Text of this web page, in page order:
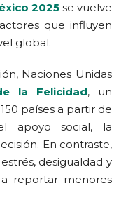
2025 se vuelve
que influyen
global.
Naciones Unidas
la Felicidad, un
países a partir de
apoyo social, la
En contraste,
desigualdad y
reportar menores